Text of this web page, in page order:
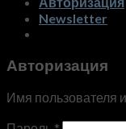
Newsletter
Авторизация
Имя пользователя